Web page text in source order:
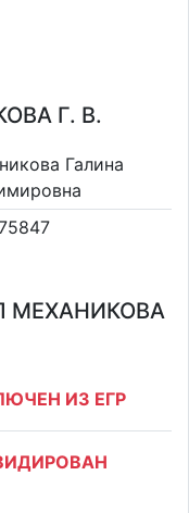
Г. В.
Галина
МЕХАНИКОВА
ИЗ ЕГР